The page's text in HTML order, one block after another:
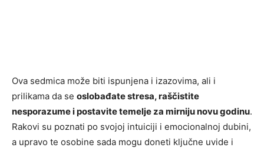
Ova sedmica može biti ispunjena i izazovima, ali i
prilikama da se oslobađate stresa, raščistite
nesporazume i postavite temelje za mirniju novu godinu.
Rakovi su poznati po svojoj intuiciji i emocionalnoj dubini,
a upravo te osobine sada mogu doneti ključne uvide i